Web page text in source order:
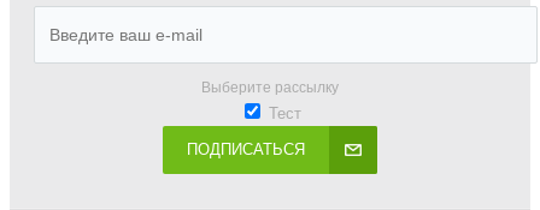
Выберите рассылку
Тест
ПОДПИСАТЬСЯ